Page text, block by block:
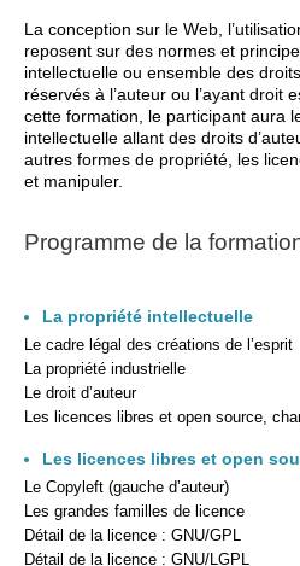
La conception sur le Web,
reposent sur des normes et
intellectuelle ou ensemble des
réservés à l’auteur ou l’ayant droit
cette formation, le participant aura
intellectuelle allant des droits
autres formes de propriété, les
et manipuler.
Programme de la
La propriété intellectuelle
Le cadre légal des créations de l’esprit
La propriété industrielle
Le droit d’auteur
Les licences libres et open source,
Les licences libres et open
Le Copyleft (gauche d’auteur)
Les grandes familles de licence
Détail de la licence : GNU/GPL
Détail de la licence : GNU/LGPL